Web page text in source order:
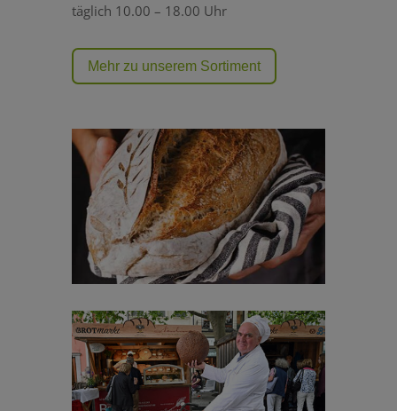
täglich 10.00 – 18.00 Uhr
Mehr zu unserem Sortiment